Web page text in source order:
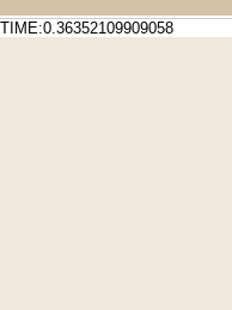
TIME:0.36352109909058